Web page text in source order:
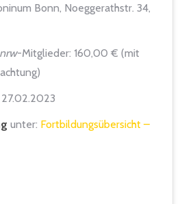
Bonn, Noeggerathstr. 34,
-Mitglieder: 160,00 € (mit
27.02.2023
unter: Fortbildungsübersicht –